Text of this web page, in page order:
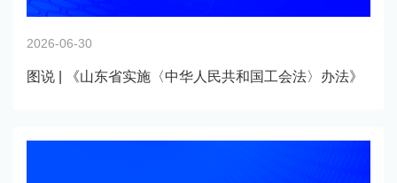
2026-06-30
图说 | 《山东省实施〈中华人民共和国工会法〉办法》